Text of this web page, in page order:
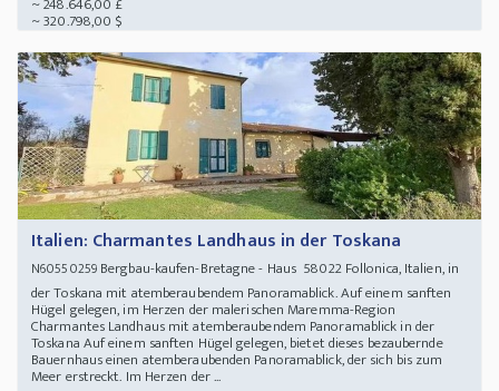
~ 248.646,00 £
~ 320.798,00 $
Italien: Charmantes Landhaus in der Toskana
N60550259Bergbau-kaufen-Bretagne - Haus 58022 Follonica, Italien, in
der Toskana mit atemberaubendem Panoramablick. Auf einem sanften
Hügel gelegen, im Herzen der malerischen Maremma-Region
Charmantes Landhaus mit atemberaubendem Panoramablick in der
Toskana Auf einem sanften Hügel gelegen, bietet dieses bezaubernde
Bauernhaus einen atemberaubenden Panoramablick, der sich bis zum
Meer erstreckt. Im Herzen der ...